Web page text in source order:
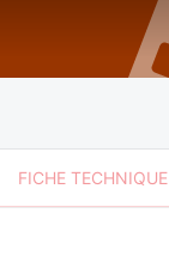
FICHE TECHNIQUE